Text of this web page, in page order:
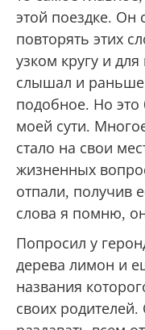
лишний раз
Но, получив
расплакался.
всем честном
плечо этого
Геронда
то самое
этой поездке. Он
повторять этих
узком кругу и
подобное. Но это
моей сути.
стало на свои
жизненных